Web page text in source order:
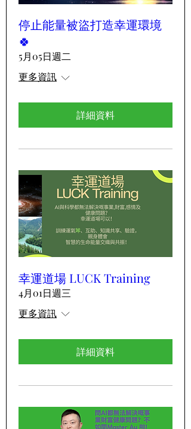
停止能量被盜打造幸運環境
🍀
5月05日週二
更多資訊
詳細資料
幸運道場 LUCK Training
4月01日週三
更多資訊
詳細資料